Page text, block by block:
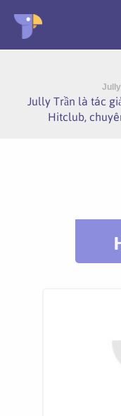
Jully Trần là tác
Hitclub,